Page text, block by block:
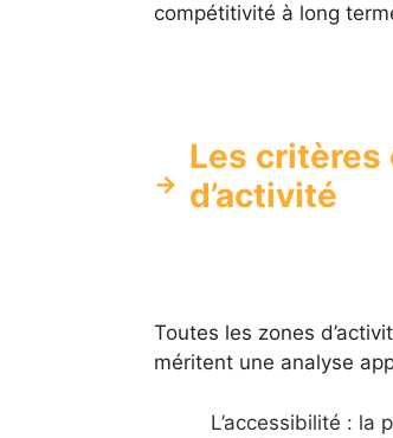
compétitivité à long
Les critères
d’activité
Toutes les zones
méritent une analyse
L’accessibilité : la